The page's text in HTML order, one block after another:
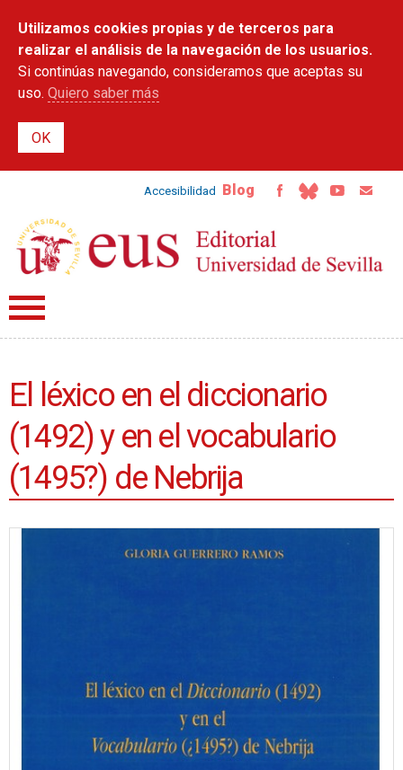
contenido
principal
Utilizamos cookies propias y de terceros para
realizar el análisis de la navegación de los usuarios.
Si continúas navegando, consideramos que aceptas su
uso. Quiero saber más
Accesibilidad Blog
El léxico en el diccionario
(1492) y en el vocabulario
(1495?) de Nebrija